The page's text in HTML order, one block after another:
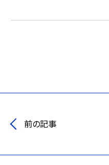
前の記事